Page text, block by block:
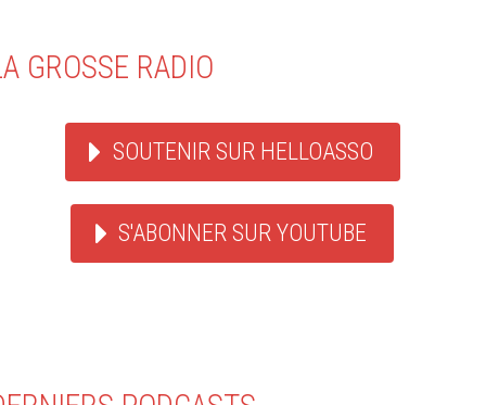
GROSSE RADIO
SOUTENIR SUR HELLOASSO
S'ABONNER SUR YOUTUBE